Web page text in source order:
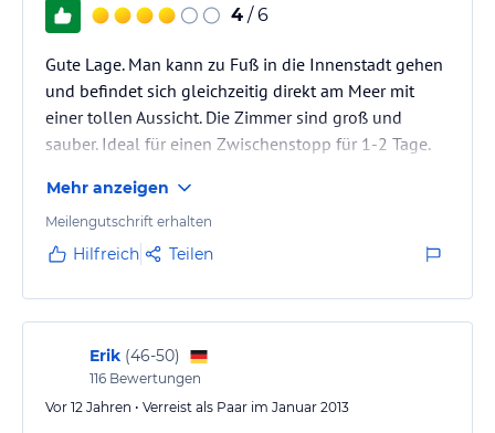
4 / 6
Gute Lage. Man kann zu Fuß in die Innenstadt gehen
und befindet sich gleichzeitig direkt am Meer mit
einer tollen Aussicht. Die Zimmer sind groß und
sauber. Ideal für einen Zwischenstopp für 1-2 Tage.
Mehr anzeigen
Meilengutschrift erhalten
Hilfreich Teilen
Erik (46-50)
116 Bewertungen
Vor 12 Jahren • Verreist als Paar im Januar 2013